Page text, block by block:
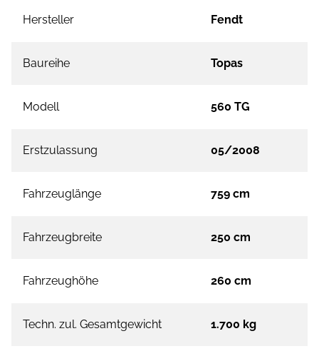
Hersteller Fendt
Baureihe Topas
Modell 560 TG
Erstzulassung 05/2008
Fahrzeuglänge 759 cm
Fahrzeugbreite 250 cm
Fahrzeughöhe 260 cm
Techn. zul. Gesamtgewicht 1.700 kg